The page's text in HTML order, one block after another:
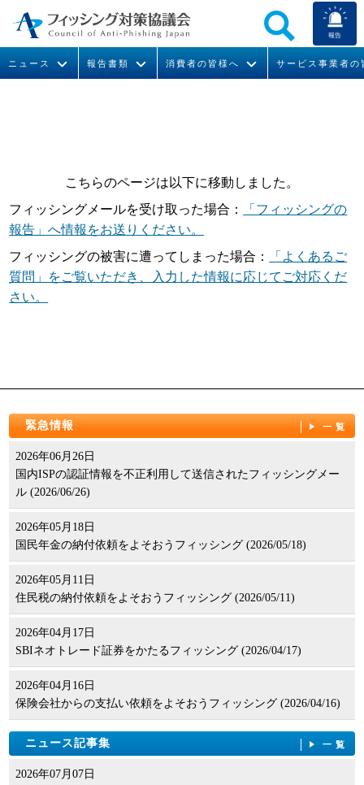
報告
ニュース
イベント
ニュース記事集
報告書類
月次報告書
協議会WG報告書
消費者の皆様へ
フィッシングの報告
マンガでわかるフィッシング詐欺対策 5ヶ条
サービス事業者の
STOP. THINK. CONNECT.
運営委員紹介
活動
WG活動
こちらのページは以下に移動しました。
フィッシングメールを受け取った場合：
「フィッシングの
報告」へ情報をお送りください。
フィッシングの被害に遭ってしまった場合：
「よくあるご
質問」をご覧いただき、入力した情報に応じてご対応くだ
さい。
緊急情報 一覧
2026年06月26日
国内ISPの認証情報を不正利用して送信されたフィッシングメー
ル (2026/06/26)
2026年05月18日
国民年金の納付依頼をよそおうフィッシング (2026/05/18)
2026年05月11日
住民税の納付依頼をよそおうフィッシング (2026/05/11)
2026年04月17日
SBIネオトレード証券をかたるフィッシング (2026/04/17)
2026年04月16日
保険会社からの支払い依頼をよそおうフィッシング (2026/04/16)
ニュース記事集 一覧
2026年07月07日